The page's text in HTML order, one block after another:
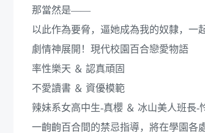
那當然是——
以此作為要脅，逼她成為我的奴隸，一
劇情神展開！現代校園百合戀愛物語
率性樂天 ＆ 認真頑固
不愛讀書 ＆ 資優模範
辣妹系女高中生-真櫻 ＆ 冰山美人班長-
一齣齣百合間的禁忌指導，將在學園各